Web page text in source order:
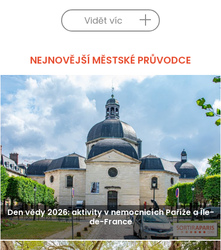
Vidět víc
NEJNOVĚJŠÍ MĚSTSKÉ PRŮVODCE
Den vědy 2026: aktivity v nemocnicích Paříže a Île-
de-France